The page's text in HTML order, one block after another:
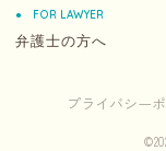
FOR LAWYER
弁護士の方へ
プライバシー